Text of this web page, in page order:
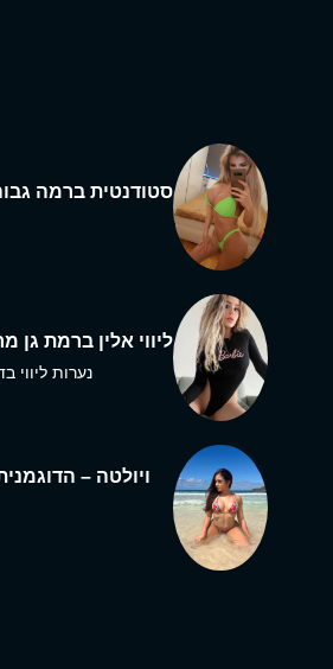
סטודנטית ברמה
ליווי אלין ברמת גן
נערות ליווי
ויולטה –